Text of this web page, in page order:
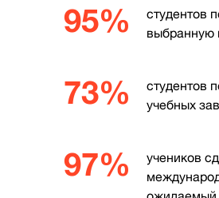
95%
студентов
выбранную
73%
студентов
учебных
97%
учеников